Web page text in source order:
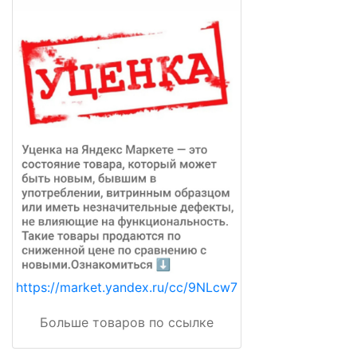
https://market.yandex.ru/cc/9NLcw7
Больше товаров по ссылке